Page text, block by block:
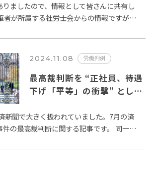
ましたので、情報として皆さんに共有し
2024.11.08 労働判例
最高裁判断を “正社員、待遇
下げ「平等」の衝撃” とした
報道についてのPMPコメン
ト
新聞で大きく扱われていました。7月の済
の最高裁判断に関する記事です。 同一労